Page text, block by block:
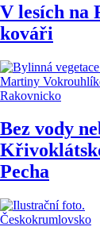
V lesích na
kováři
Rakovnicko
Bez vody
Pecha
Českokrumlovsko